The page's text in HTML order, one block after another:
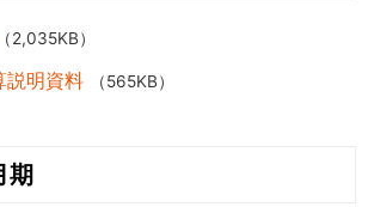
（2,035KB）
説明資料 （565KB）
期